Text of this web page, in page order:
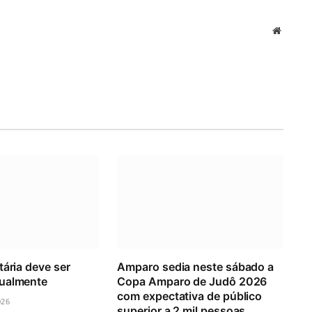
Website
deve ser
Amparo sedia neste sábado a
Copa Amparo de Judô 2026
com expectativa de público